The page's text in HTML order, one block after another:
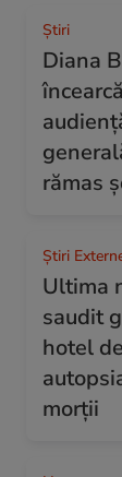
Ştiri
Diana
rămas
Știri
Ultima
saudit
hotel
morții